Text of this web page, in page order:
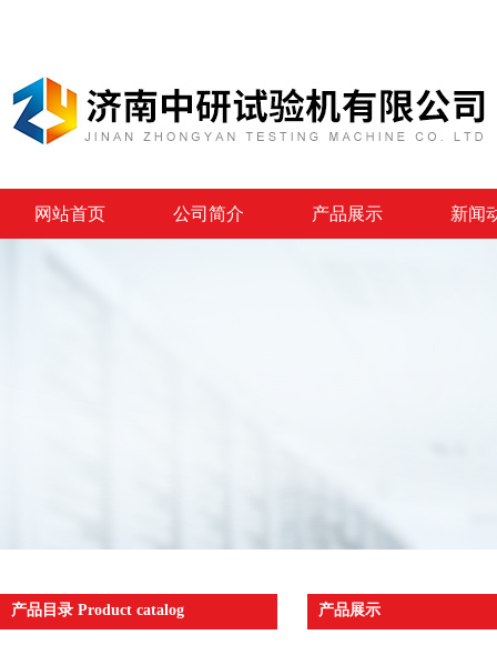
网站首页 公司简介 产品展示 新闻
产品目录 Product catalog 产品展示